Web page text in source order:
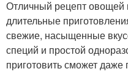
Отличный рецепт овощей
длительные
свежие, насыщенные
специй и простой
приготовить сможет даже